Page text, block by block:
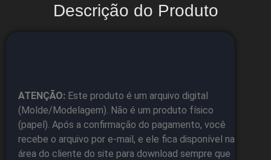
Descrição do Produto
ATENÇÃO: Este produto é um arquivo digital
(Molde/Modelagem). Não é um produto físico
(papel). Após a confirmação do pagamento, você
recebe o arquivo por e-mail, e ele fica disponível na
área do cliente do site para download sempre que